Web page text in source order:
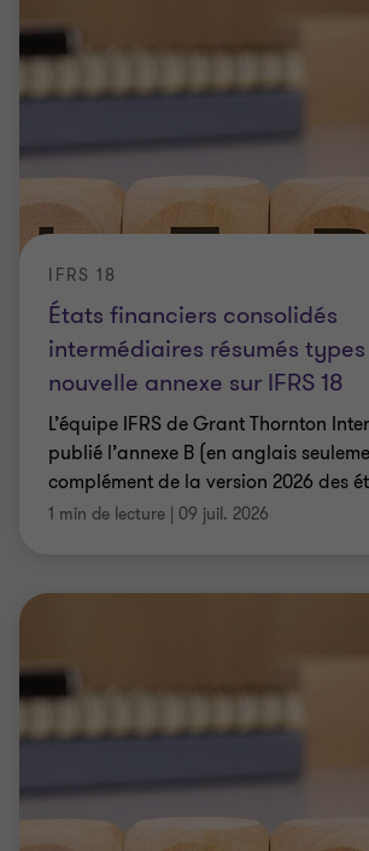
États financiers consolidés
intermédiaires résumés
nouvelle annexe sur IFRS 18
IFRS 18
L’équipe IFRS de Grant Thornton
publié l’annexe B (en anglais
complément de la version 2026 des
1 min de lecture | 09 juil. 2026